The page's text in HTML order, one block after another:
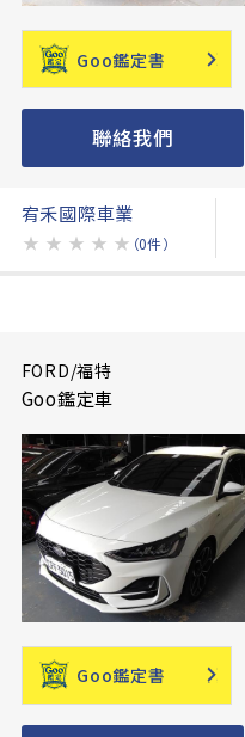
Goo鑑定書
聯絡我們
宥禾國際車業
★ ★ ★ ★ ★ （0件）
FORD/福特
Goo鑑定車
Goo鑑定書